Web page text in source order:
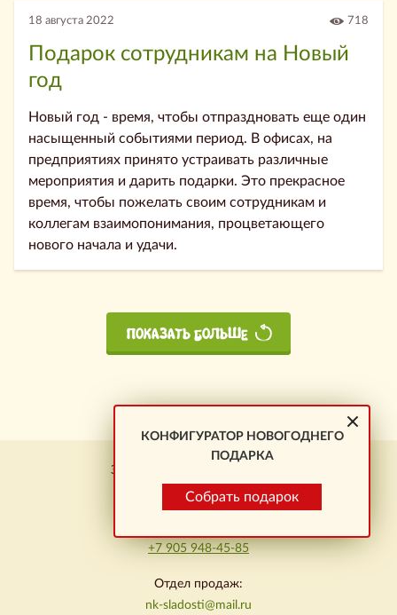
18 августа 2022 718
Подарок сотрудникам на Новый
год
Новый год - время, чтобы отпраздновать еще один
насыщенный событиями период. В офисах, на
предприятиях принято устраивать различные
мероприятия и дарить подарки. Это прекрасное
время, чтобы пожелать своим сотрудникам и
коллегам взаимопонимания, процветающего
нового начала и удачи.
ПОКАЗАТЬ БОЛЬШЕ
КОНФИГУРАТОР НОВОГОДНЕГО
ПОДАРКА
Собрать подарок
Заказ подарков \ Новокузнецк
+7 923 464-01-23
+7 905 948-45-85
Отдел продаж:
nk-sladosti@mail.ru